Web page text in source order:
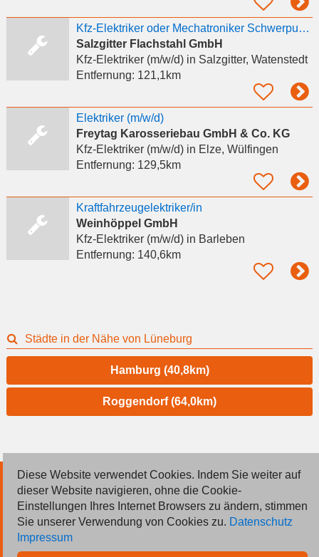
Kfz-Elektriker oder Mechatroniker Schwerpunkt Kfz-Elektrik (w/m/d)
Salzgitter Flachstahl GmbH
Kfz-Elektriker (m/w/d)in Salzgitter, Watenstedt
Entfernung: 121,1km
Elektriker (m/w/d)
Freytag Karosseriebau GmbH & Co. KG
Kfz-Elektriker (m/w/d)in Elze, Wülfingen
Entfernung: 129,5km
Kraftfahrzeugelektriker/in
Weinhöppel GmbH
Kfz-Elektriker (m/w/d)in Barleben
Entfernung: 140,6km
Städte in der Nähe von Lüneburg
Hamburg (40,8km)
Roggendorf (64,0km)
© 2026 Deutsche Jobmarkt GmbH
Inserieren
Kontakt
Diese Website verwendet Cookies. Indem Sie weiter auf
dieser Website navigieren, ohne die Cookie-
Einstellungen Ihres Internet Browsers zu ändern, stimmen
Sie unserer Verwendung von Cookies zu. Datenschutz
Impressum